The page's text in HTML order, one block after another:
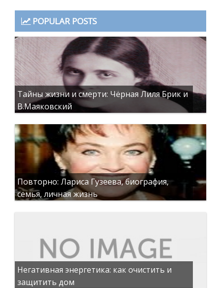
POPULAR POSTS
Тайны жизни и смерти: Чёрная Лиля Брик и
В.Маяковский
Повторно: Лариса Гузеева, биография,
семья, личная жизнь
Негативная энергетика: как очистить и
защитить дом